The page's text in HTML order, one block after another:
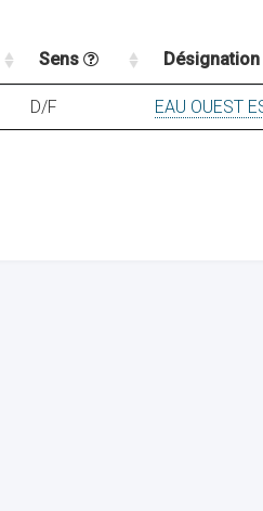
Sens Désignation
D/F EAU OUEST